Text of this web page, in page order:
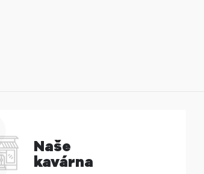
Naše
kavárna